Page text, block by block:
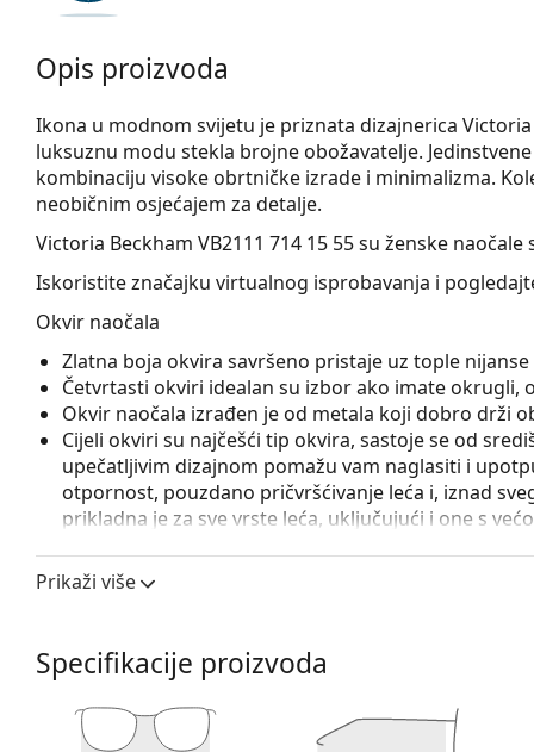
Opis proizvoda
Ikona u modnom svijetu je priznata dizajnerica
luksuznu modu stekla brojne obožavatelje.
kombinaciju visoke obrtničke izrade i minimalizma.
neobičnim osjećajem za detalje.
Victoria Beckham VB2111 714 15 55su ženske naočale
Iskoristite značajku virtualnog isprobavanja i
Okvir naočala
Zlatna boja okvira savršeno pristaje uz tople
Četvrtasti okviri idealan su izbor ako imate okrugli,
Okvir naočala izrađen je od metala koji dobro drži
Cijeli okviri su najčešći tip okvira, sastoje se od
upečatljivim dizajnom pomažu vam naglasiti i
otpornost, pouzdano pričvršćivanje leća i, iznad
prikladna je za sve vrste leća, uključujući i one s
prilagođavaju obliku nosa i tako osiguravaju veći
uvijek treba obaviti iskusni optičar kako bi se
Naočale isporučujemo s originalnom futrolom. Boja
Krpa koja se nalazi u pakiranju idealna je za
sadržavati tekstilnu vrećicu.
Prikaži više
Specifikacije proizvoda